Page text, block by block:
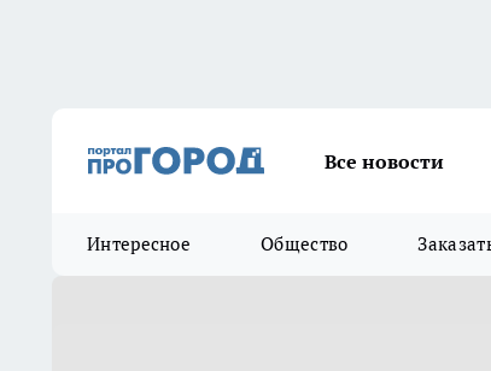
Все новости
Интересное Общество